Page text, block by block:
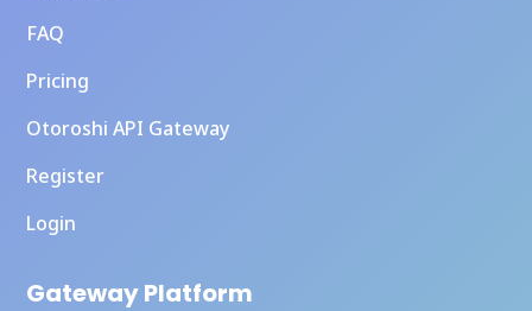
FAQ
Pricing
Otoroshi API Gateway
Register
Login
Gateway Platform